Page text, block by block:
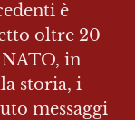
è
oltre 20
in
storia, i
messaggi